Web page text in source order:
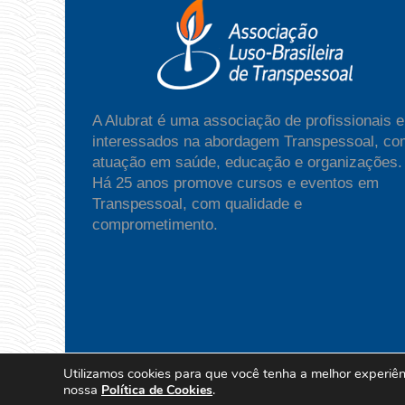
A Alubrat é uma associação de profissionais e
interessados na abordagem Transpessoal,
atuação em saúde, educação e organizações.
Há 25 anos promove cursos e eventos em
Transpessoal, com qualidade e
comprometimento.
Copyright Alubrat - All Rights Reserved |
Utilizamos cookies para que você tenha a melhor
nossa Política de Cookies.